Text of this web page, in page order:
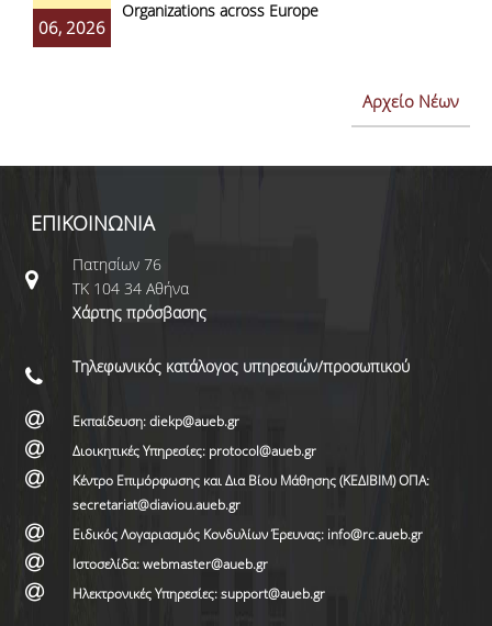
06, 2026
Organizations across Europe
Αρχείο Νέων
ΕΠΙΚΟΙΝΩΝΙΑ
Πατησίων 76
ΤΚ 104 34 Αθήνα
Χάρτης πρόσβασης
Τηλεφωνικός κατάλογος υπηρεσιών/προσωπικού
Εκπαίδευση: diekp@aueb.gr
Διοικητικές Υπηρεσίες: protocol@aueb.gr
Κέντρο Επιμόρφωσης και Δια Βίου Μάθησης (ΚΕΔΙΒΙΜ) ΟΠΑ:
secretariat@diaviou.aueb.gr
Ειδικός Λογαριασμός Κονδυλίων Έρευνας: info@rc.aueb.gr
Ιστοσελίδα: webmaster@aueb.gr
Ηλεκτρονικές Υπηρεσίες: support@aueb.gr